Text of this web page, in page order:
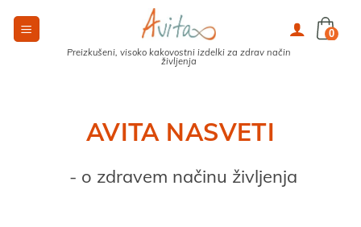
Preizkušeni, visoko kakovostni izdelki za zdrav način
življenja
0
AVITA NASVETI
- o zdravem načinu življenja